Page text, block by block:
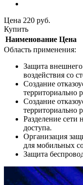
Цена 220 руб.
Купить
Наименование Цена
Область применения:
Защита внешнего
воздействия со
Создание
территориально
Создание
территориально
Разделение сети
доступа.
Организация
для мобильных
Защита